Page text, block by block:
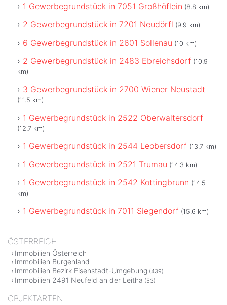
1 Gewerbegrundstück in 7051 Großhöflein (8.8 km)
2 Gewerbegrundstück in 7201 Neudörfl (9.9 km)
6 Gewerbegrundstück in 2601 Sollenau (10 km)
2 Gewerbegrundstück in 2483 Ebreichsdorf (10.9
km)
3 Gewerbegrundstück in 2700 Wiener Neustadt
(11.5 km)
1 Gewerbegrundstück in 2522 Oberwaltersdorf
(12.7 km)
1 Gewerbegrundstück in 2544 Leobersdorf (13.7 km)
1 Gewerbegrundstück in 2521 Trumau (14.3 km)
1 Gewerbegrundstück in 2542 Kottingbrunn (14.5
km)
1 Gewerbegrundstück in 7011 Siegendorf (15.6 km)
ÖSTERREICH
Immobilien Österreich
Immobilien Burgenland
Immobilien Bezirk Eisenstadt-Umgebung (439)
Immobilien 2491 Neufeld an der Leitha (53)
OBJEKTARTEN